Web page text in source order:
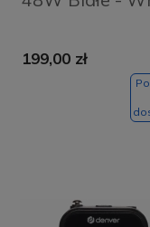
199,00 zł